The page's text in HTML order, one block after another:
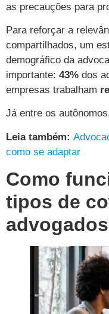
as precauções para
Para reforçar a
compartilhados, um
demográfico da
importante: 43% dos
empresas trabalham
Já entre os
Leia também:
como se adaptar
Como
tipos de